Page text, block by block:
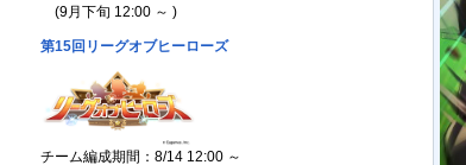
(9月下旬 12:00 ～ )
第15回リーグオブヒーローズ
チーム編成期間：8/14 12:00 ～